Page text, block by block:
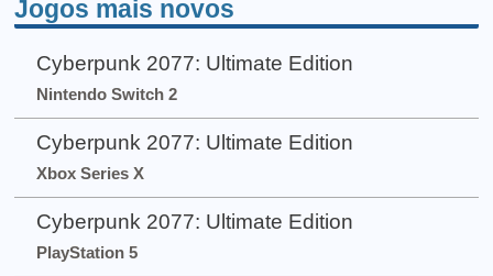
Jogos mais novos
Cyberpunk 2077: Ultimate Edition
Nintendo Switch 2
Cyberpunk 2077: Ultimate Edition
Xbox Series X
Cyberpunk 2077: Ultimate Edition
PlayStation 5